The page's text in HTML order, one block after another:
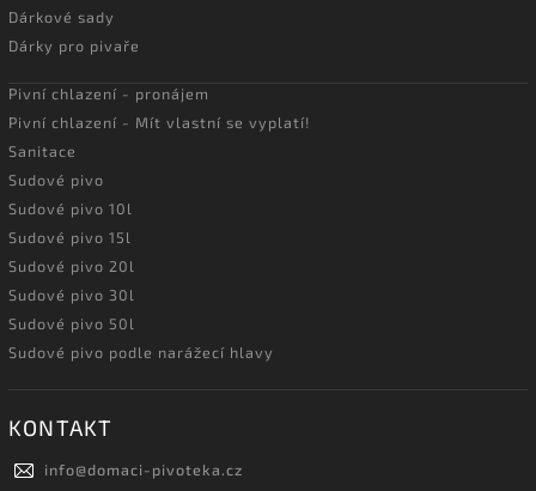
Dárkové sady
Dárky pro pivaře
Pivní chlazení - pronájem
Pivní chlazení - Mít vlastní se vyplatí!
Sanitace
Sudové pivo
Sudové pivo 10l
Sudové pivo 15l
Sudové pivo 20l
Sudové pivo 30l
Sudové pivo 50l
Sudové pivo podle narážecí hlavy
KONTAKT
info@domaci-pivoteka.cz